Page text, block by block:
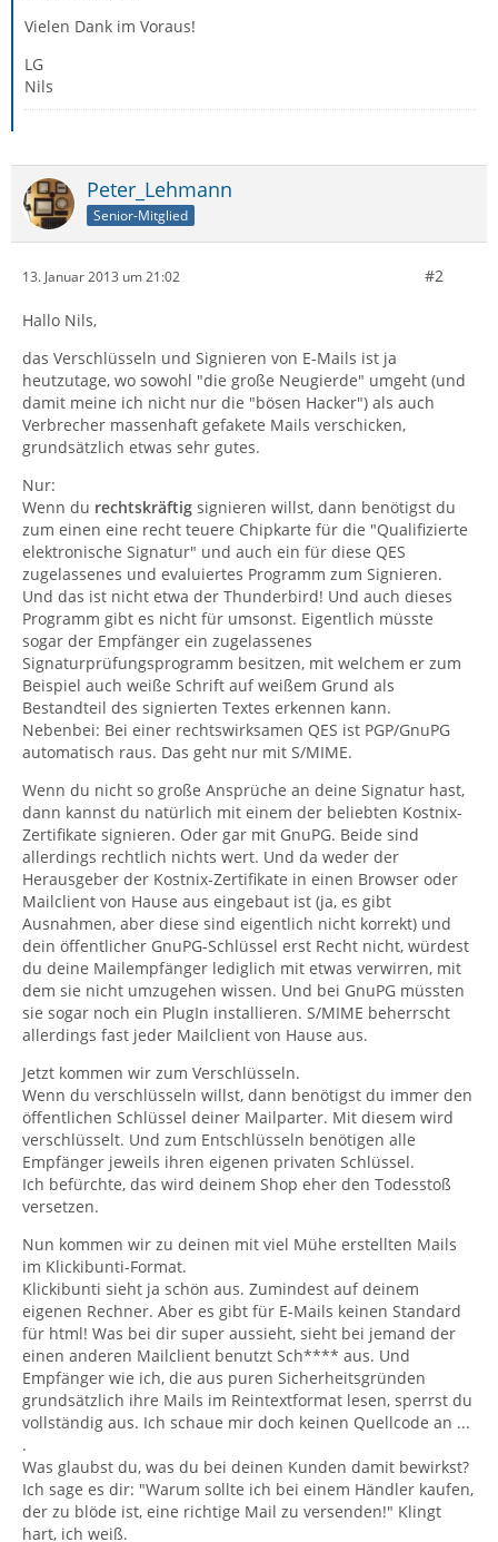
Vielen Dank im Voraus!
LG
Nils
Peter_Lehmann
Senior-Mitglied
13. Januar 2013 um 21:02 #2
Hallo Nils,
das Verschlüsseln und Signieren von E-Mails ist ja
heutzutage, wo sowohl "die große Neugierde" umgeht (und
damit meine ich nicht nur die "bösen Hacker") als auch
Verbrecher massenhaft gefakete Mails verschicken,
grundsätzlich etwas sehr gutes.
Nur:
Wenn du rechtskräftig signieren willst, dann benötigst du
zum einen eine recht teuere Chipkarte für die "Qualifizierte
elektronische Signatur" und auch ein für diese QES
zugelassenes und evaluiertes Programm zum Signieren.
Und das ist nicht etwa der Thunderbird! Und auch dieses
Programm gibt es nicht für umsonst. Eigentlich müsste
sogar der Empfänger ein zugelassenes
Signaturprüfungsprogramm besitzen, mit welchem er zum
Beispiel auch weiße Schrift auf weißem Grund als
Bestandteil des signierten Textes erkennen kann.
Nebenbei: Bei einer rechtswirksamen QES ist PGP/GnuPG
automatisch raus. Das geht nur mit S/MIME.
Wenn du nicht so große Ansprüche an deine Signatur hast,
dann kannst du natürlich mit einem der beliebten Kostnix-
Zertifikate signieren. Oder gar mit GnuPG. Beide sind
allerdings rechtlich nichts wert. Und da weder der
Herausgeber der Kostnix-Zertifikate in einen Browser oder
Mailclient von Hause aus eingebaut ist (ja, es gibt
Ausnahmen, aber diese sind eigentlich nicht korrekt) und
dein öffentlicher GnuPG-Schlüssel erst Recht nicht, würdest
du deine Mailempfänger lediglich mit etwas verwirren, mit
dem sie nicht umzugehen wissen. Und bei GnuPG müssten
sie sogar noch ein PlugIn installieren. S/MIME beherrscht
allerdings fast jeder Mailclient von Hause aus.
Jetzt kommen wir zum Verschlüsseln.
Wenn du verschlüsseln willst, dann benötigst du immer den
öffentlichen Schlüssel deiner Mailparter. Mit diesem wird
verschlüsselt. Und zum Entschlüsseln benötigen alle
Empfänger jeweils ihren eigenen privaten Schlüssel.
Ich befürchte, das wird deinem Shop eher den Todesstoß
versetzen.
Nun kommen wir zu deinen mit viel Mühe erstellten Mails
im Klickibunti-Format.
Klickibunti sieht ja schön aus. Zumindest auf deinem
eigenen Rechner. Aber es gibt für E-Mails keinen Standard
für html! Was bei dir super aussieht, sieht bei jemand der
einen anderen Mailclient benutzt Sch**** aus. Und
Empfänger wie ich, die aus puren Sicherheitsgründen
grundsätzlich ihre Mails im Reintextformat lesen, sperrst du
vollständig aus. Ich schaue mir doch keinen Quellcode an ...
.
Was glaubst du, was du bei deinen Kunden damit bewirkst?
Ich sage es dir: "Warum sollte ich bei einem Händler kaufen,
der zu blöde ist, eine richtige Mail zu versenden!" Klingt
hart, ich weiß.